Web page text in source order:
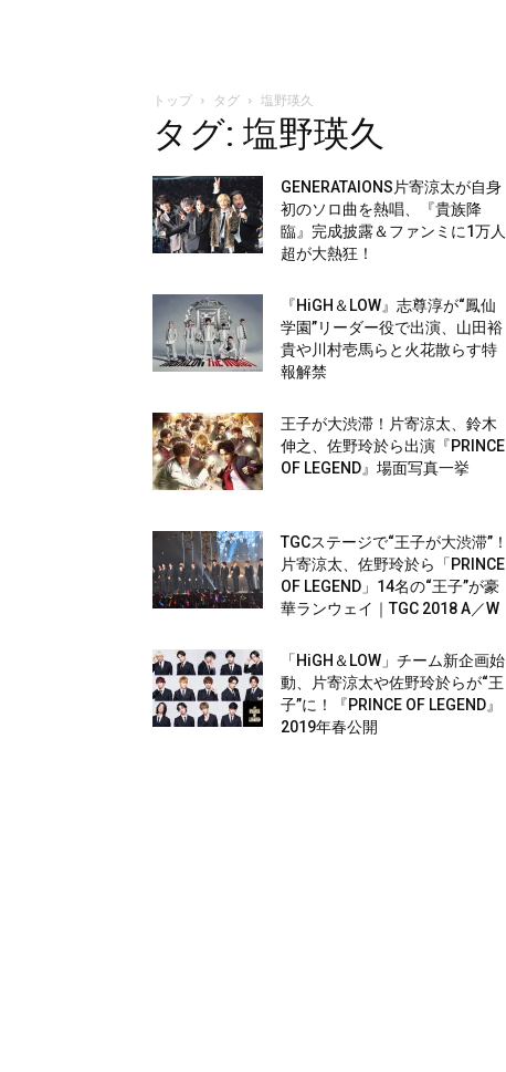
トップ タグ 塩野瑛久
タグ: 塩野瑛久
GENERATAIONS片寄涼太が自身
初のソロ曲を熱唱、『貴族降
臨』完成披露＆ファンミに1万人
超が大熱狂！
『HiGH＆LOW』志尊淳が“鳳仙
学園”リーダー役で出演、山田裕
貴や川村壱馬らと火花散らす特
報解禁
王子が大渋滞！片寄涼太、鈴木
伸之、佐野玲於ら出演『PRINCE
OF LEGEND』場面写真一挙
TGCステージで“王子が大渋滞”！
片寄涼太、佐野玲於ら「PRINCE
OF LEGEND」14名の“王子”が豪
華ランウェイ｜TGC 2018 A／W
「HiGH＆LOW」チーム新企画始
動、片寄涼太や佐野玲於らが“王
子”に！『PRINCE OF LEGEND』
2019年春公開